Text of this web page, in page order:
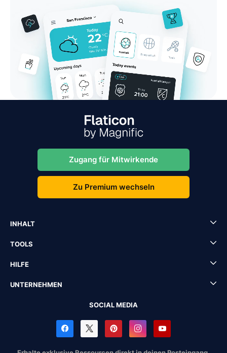
Zugang für Mitwirkende
Zu Premium wechseln
INHALT
TOOLS
HILFE
UNTERNEHMEN
SOCIAL MEDIA